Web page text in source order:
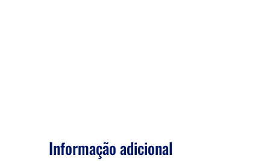
Informação adicional